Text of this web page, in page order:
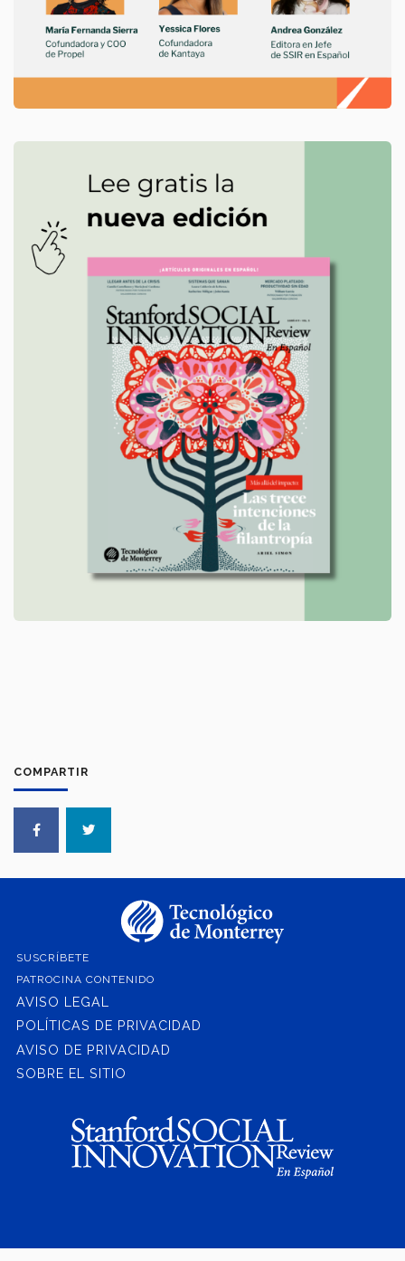
COMPARTIR
SUSCRÍBETE
PATROCINA CONTENIDO
AVISO LEGAL
POLÍTICAS DE PRIVACIDAD
AVISO DE PRIVACIDAD
SOBRE EL SITIO